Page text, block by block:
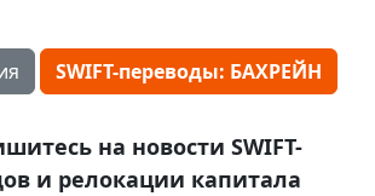
SWIFT-переводы: БАХРЕЙН
на новости SWIFT-
и релокации капитала